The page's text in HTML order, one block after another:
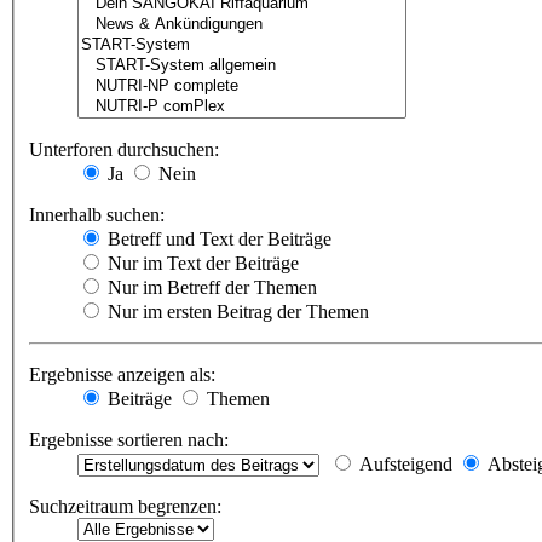
Unterforen durchsuchen:
Ja
Nein
Innerhalb suchen:
Betreff und Text der Beiträge
Nur im Text der Beiträge
Nur im Betreff der Themen
Nur im ersten Beitrag der Themen
Ergebnisse anzeigen als:
Beiträge
Themen
Ergebnisse sortieren nach:
Aufsteigend
Suchzeitraum begrenzen: